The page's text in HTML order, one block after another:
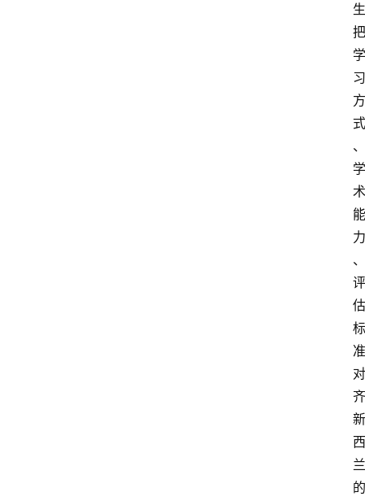
生
把
学
习
方
式
、
学
术
能
力
、
评
估
标
准
对
齐
新
西
兰
的